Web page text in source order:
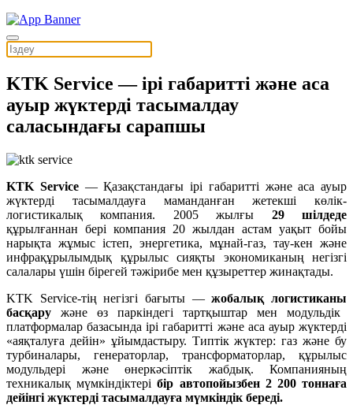
KTK Service — ірі габаритті және аса
ауыр жүктерді тасымалдау
саласындағы сарапшы
KTK Service— Қазақстандағы ірі габаритті және аса ауыр
жүктерді тасымалдауға маманданған жетекші көлік-
логистикалық компания. 2005 жылғы 29шілдеде
құрылғаннан бері компания 20 жылдан астам уақыт бойы
нарықта жұмыс істеп, энергетика, мұнай-газ, тау-кен және
инфрақұрылымдық құрылыс сияқты экономиканың негізгі
салалары үшін бірегей тәжірибе мен құзыреттер жинақтады.
KTK Service-тің негізгі бағыты —жобалық логистиканы
басқару және өз паркіндегі тартқыштар мен модульдік
платформалар базасында ірі габаритті және аса ауыр жүктерді
«аяқталуға дейін» ұйымдастыру. Типтік жүктер: газ және бу
турбиналары, генераторлар, трансформаторлар, құрылыс
модульдері және өнеркәсіптік жабдық. Компанияның
техникалық мүмкіндіктерібір автопойызбен2 200 тоннаға
дейінгі жүктерді тасымалдауға мүмкіндік береді.